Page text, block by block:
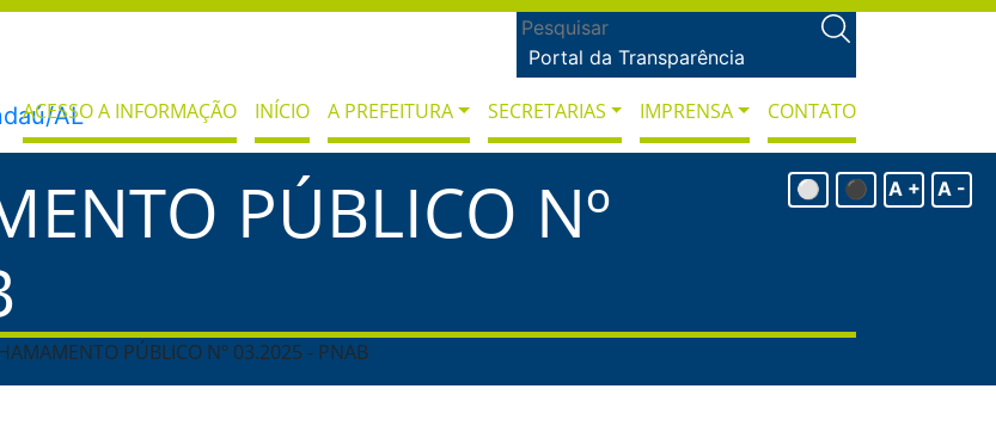
Portal da Transparência
ACESSO A INFORMAÇÃO INÍCIO A PREFEITURA SECRETARIAS IMPRENSA CONTATO
PÚBLICO Nº
PÚBLICO Nº 03.2025 - PNAB
A -
A +
⚫
⚪